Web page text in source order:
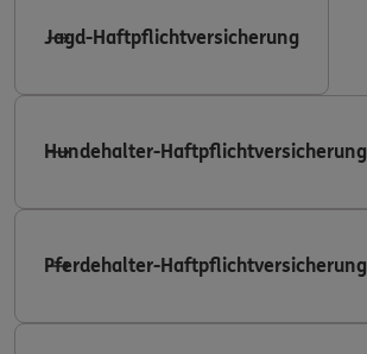
Jagd-Haftpflichtversicherung
Hundehalter-Haftpflichtversicherung
Pferdehalter-Haftpflichtversicherung